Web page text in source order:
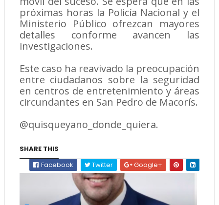
próximas horas la Policía Nacional y el
Ministerio Público ofrezcan mayores
detalles conforme avancen las
investigaciones.
Este caso ha reavivado la preocupación
entre ciudadanos sobre la seguridad
en centros de entretenimiento y áreas
circundantes en San Pedro de Macorís.
@quisqueyano_donde_quiera.
SHARE THIS
Facebook
Twitter Google+